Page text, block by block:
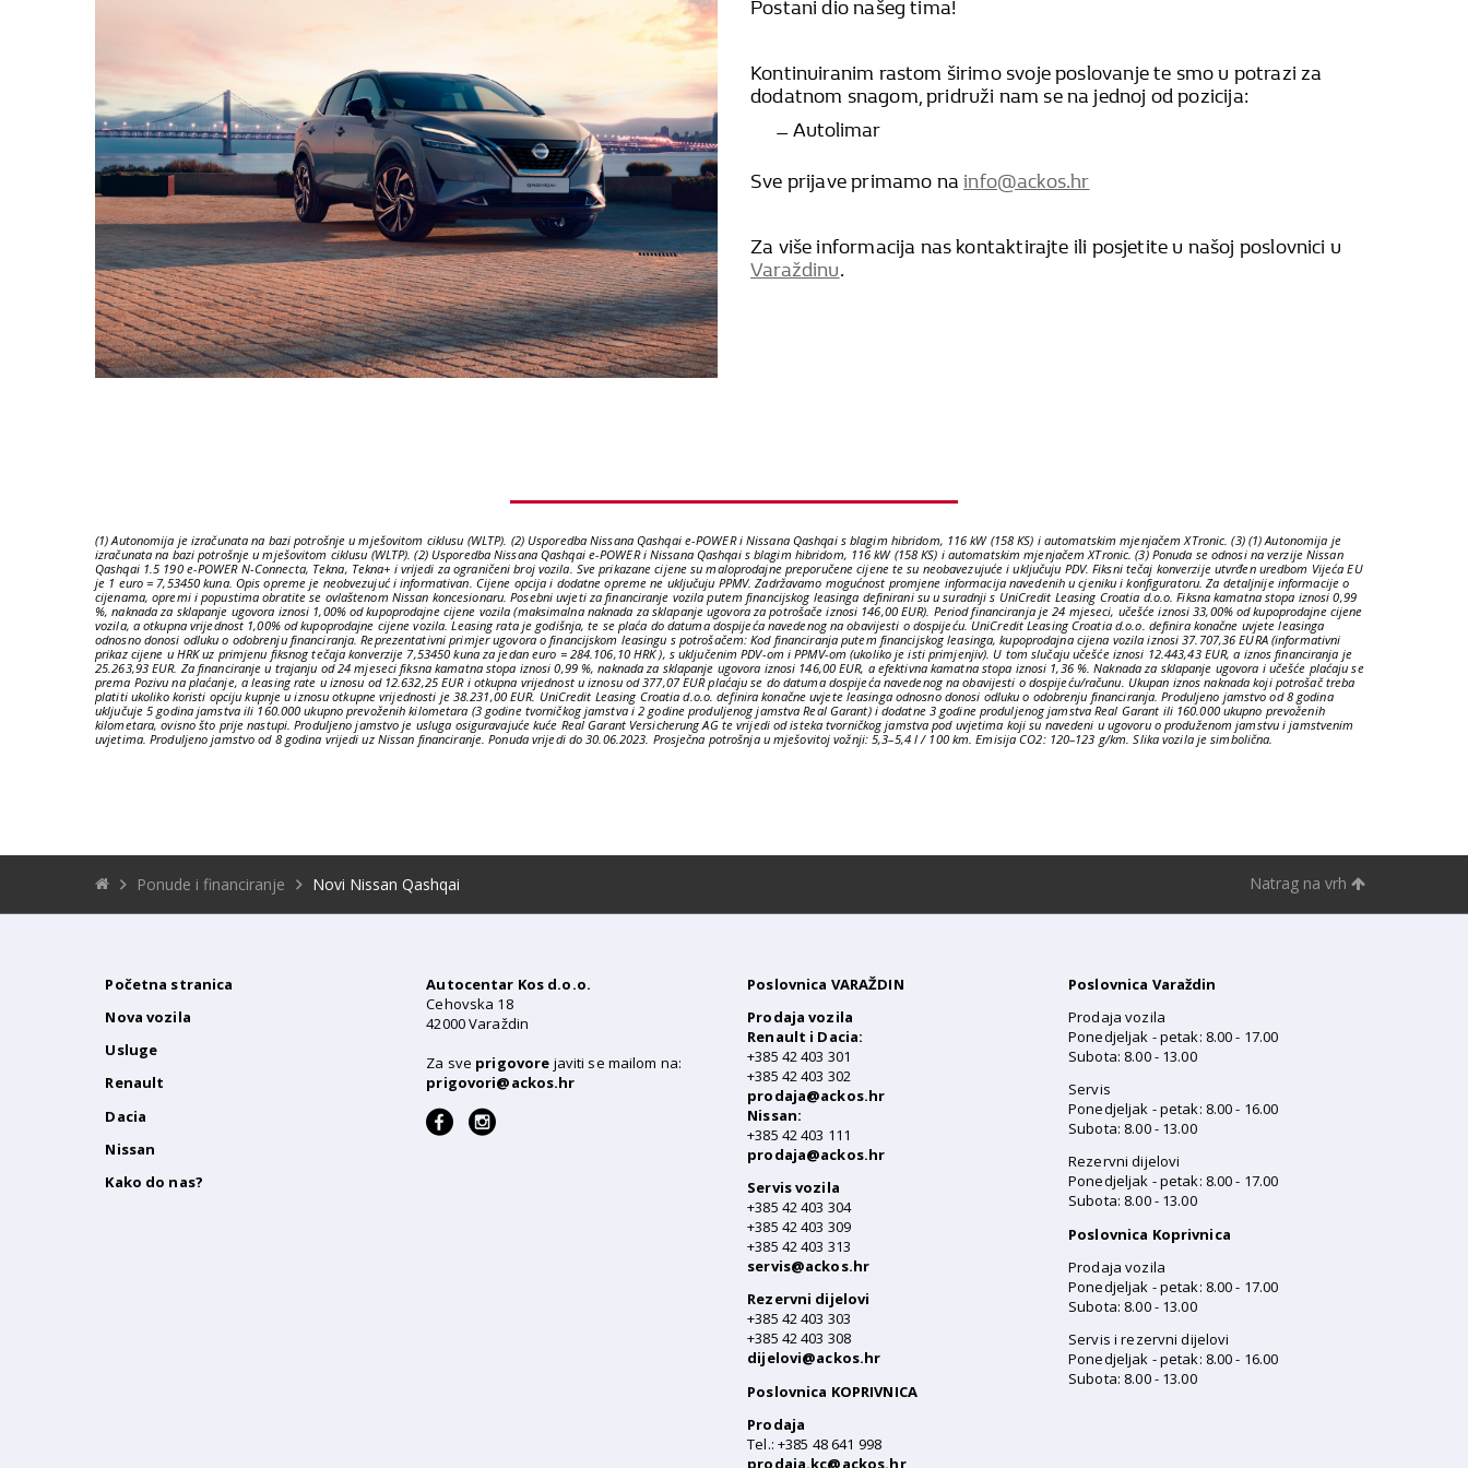
Postani dio našeg tima!
Kontinuiranim rastom širimo svoje poslovanje te smo u potrazi za
dodatnom snagom, pridruži nam se na jednoj od pozicija:
Autolimar
Sve prijave primamo nainfo@ackos.hr
Za više informacija nas kontaktirajte ili posjetite u našoj poslovnici u
Varaždinu.
(1) Autonomija je izračunata na bazi potrošnje u mješovitom ciklusu (WLTP). (2) Usporedba Nissana Qashqai e-POWER i Nissana Qashqai s blagim hibridom, 116 kW (158 KS) i automatskim mjenjačem XTronic. (3) (1) Autonomija je
izračunata na bazi potrošnje u mješovitom ciklusu (WLTP). (2) Usporedba Nissana Qashqai e-POWER i Nissana Qashqai s blagim hibridom, 116 kW (158 KS) i automatskim mjenjačem XTronic. (3) Ponuda se odnosi na verzije Nissan
Qashqai 1.5 190 e-POWER N-Connecta, Tekna, Tekna+ i vrijedi za ograničeni broj vozila. Sve prikazane cijene su maloprodajne preporučene cijene te su neobavezujuće i uključuju PDV. Fiksni tečaj konverzije utvrđen uredbom Vijeća EU
je 1 euro = 7,53450 kuna. Opis opreme je neobvezujuć i informativan. Cijene opcija i dodatne opreme ne uključuju PPMV. Zadržavamo mogućnost promjene informacija navedenih u cjeniku i konfiguratoru. Za detaljnije informacije o
cijenama, opremi i popustima obratite se ovlaštenom Nissan koncesionaru. Posebni uvjeti za financiranje vozila putem financijskog leasinga definirani su u suradnji s UniCredit Leasing Croatia d.o.o. Fiksna kamatna stopa iznosi 0,99
%, naknada za sklapanje ugovora iznosi 1,00% od kupoprodajne cijene vozila (maksimalna naknada za sklapanje ugovora za potrošače iznosi 146,00 EUR). Period financiranja je 24 mjeseci, učešće iznosi 33,00% od kupoprodajne cijene
vozila, a otkupna vrijednost 1,00% od kupoprodajne cijene vozila. Leasing rata je godišnja, te se plaća do datuma dospijeća navedenog na obavijesti o dospijeću. UniCredit Leasing Croatia d.o.o. definira konačne uvjete leasinga
odnosno donosi odluku o odobrenju financiranja. Reprezentativni primjer ugovora o financijskom leasingu s potrošačem: Kod financiranja putem financijskog leasinga, kupoprodajna cijena vozila iznosi 37.707,36 EURA (informativni
prikaz cijene u HRK uz primjenu fiksnog tečaja konverzije 7,53450 kuna za jedan euro = 284.106,10 HRK ), s uključenim PDV-om i PPMV-om (ukoliko je isti primjenjiv). U tom slučaju učešće iznosi 12.443,43 EUR, a iznos financiranja je
25.263,93 EUR. Za financiranje u trajanju od 24 mjeseci fiksna kamatna stopa iznosi 0,99 %, naknada za sklapanje ugovora iznosi 146,00 EUR, a efektivna kamatna stopa iznosi 1,36 %. Naknada za sklapanje ugovora i učešće plaćaju se
prema Pozivu na plaćanje, a leasing rate u iznosu od 12.632,25 EUR i otkupna vrijednost u iznosu od 377,07 EUR plaćaju se do datuma dospijeća navedenog na obavijesti o dospijeću/računu. Ukupan iznos naknada koji potrošač treba
platiti ukoliko koristi opciju kupnje u iznosu otkupne vrijednosti je 38.231,00 EUR. UniCredit Leasing Croatia d.o.o. definira konačne uvjete leasinga odnosno donosi odluku o odobrenju financiranja. Produljeno jamstvo od 8 godina
uključuje 5 godina jamstva ili 160.000 ukupno prevoženih kilometara (3 godine tvorničkog jamstva i 2 godine produljenog jamstva Real Garant) i dodatne 3 godine produljenog jamstva Real Garant ili 160.000 ukupno prevoženih
kilometara, ovisno što prije nastupi. Produljeno jamstvo je usluga osiguravajuće kuće Real Garant Versicherung AG te vrijedi od isteka tvorničkog jamstva pod uvjetima koji su navedeni u ugovoru o produženom jamstvu i jamstvenim
uvjetima. Produljeno jamstvo od 8 godina vrijedi uz Nissan financiranje. Ponuda vrijedi do 30.06.2023. Prosječna potrošnja u mješovitoj vožnji: 5,3–5,4 l / 100 km. Emisija CO2: 120–123 g/km. Slika vozila je simbolična.
Ponude i financiranje Novi Nissan Qashqai Natrag na vrh
Početna stranica
Nova vozila
Usluge
Renault
Dacia
Nissan
Kako do nas?
Autocentar Kos d.o.o.
Cehovska 18
42000 Varaždin
Za sve prigovore javiti se mailom na:
prigovori@ackos.hr
F
a
I
n
Poslovnica VARAŽDIN
Prodaja vozila
Renault i Dacia:
+385 42 403 301
+385 42 403 302
prodaja@ackos.hr
Nissan:
+385 42 403 111
prodaja@ackos.hr
Servis vozila
+385 42 403 304
+385 42 403 309
+385 42 403 313
servis@ackos.hr
Rezervni dijelovi
+385 42 403 303
+385 42 403 308
dijelovi@ackos.hr
Poslovnica KOPRIVNICA
Prodaja
Tel.: +385 48 641 998
prodaja.kc@ackos.hr
Poslovnica Varaždin
Prodaja vozila
Ponedjeljak - petak: 8.00 - 17.00
Subota: 8.00 - 13.00
Servis
Ponedjeljak - petak: 8.00 - 16.00
Subota: 8.00 - 13.00
Rezervni dijelovi
Ponedjeljak - petak: 8.00 - 17.00
Subota: 8.00 - 13.00
Poslovnica Koprivnica
Prodaja vozila
Ponedjeljak - petak: 8.00 - 17.00
Subota: 8.00 - 13.00
Servis i rezervni dijelovi
Ponedjeljak - petak: 8.00 - 16.00
Subota: 8.00 - 13.00